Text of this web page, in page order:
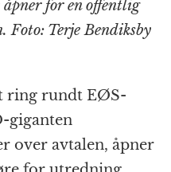
e
g
a
m
n
t
ai
l
for en offentlig
Terje Bendiksby
ring rundt EØS-
giganten
over avtalen, åpner